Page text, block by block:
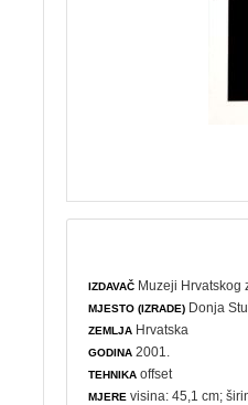
IZDAVAČ Muzeji Hrvatskog
MJESTO (IZRADE) Donja
ZEMLJA Hrvatska
GODINA 2001.
TEHNIKA offset
MJERE visina: 45,1 cm;